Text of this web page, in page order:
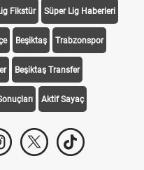
Fikstür Süper Lig Haberleri
Beşiktaş Trabzonspor
Beşiktaş Transfer
Aktif Sayaç